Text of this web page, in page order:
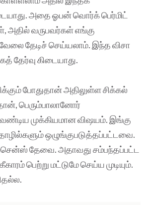
அதை ஓபன் வொர்க் பெர்மிட்
அதில் வருபவர்கள் எங்கு
தேடிச் செய்யலாம். இந்த விசா
தேர்வு கிடையாது.
போதுதான் அதிலுள்ள சிக்கல்
பெரும்பாலானோர்
முக்கியமான விஷயம். இங்கு
ஒழுங்குபடுத்தப்பட்டவை.
தேவை. அதாவது சம்பந்தப்பட்ட
பெற்று மட்டுமே செய்ய முடியும்.